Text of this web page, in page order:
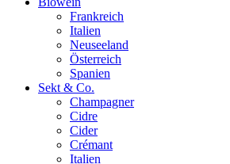
Frankreich
Italien
Neuseeland
Österreich
Spanien
Sekt & Co.
Champagner
Cidre
Cider
Crémant
Italien